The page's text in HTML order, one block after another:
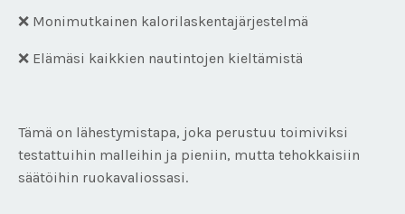
❌ Monimutkainen kalorilaskentajärjestelmä
❌ Elämäsi kaikkien nautintojen kieltämistä
Tämä on lähestymistapa, joka perustuu toimiviksi
testattuihin malleihin ja pieniin, mutta tehokkaisiin
säätöihin ruokavaliossasi.